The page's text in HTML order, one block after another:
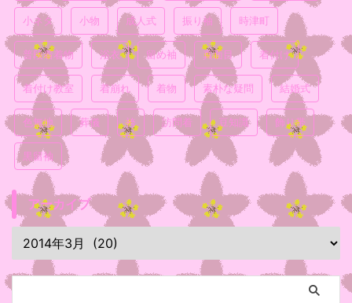
小ネタ 小物 成人式 振り袖 時津町
普段着着物 浴衣 留め袖 真面目 着付け
着付け教室 着崩れ 着物 素朴な疑問 結婚式
色無地 葬儀 袴 訪問着 豆知識 飾り帯
黒留袖
アーカイブ